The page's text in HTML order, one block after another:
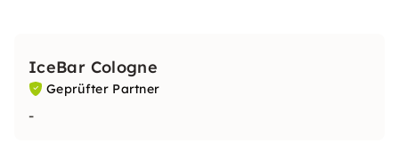
IceBar Cologne
Geprüfter Partner
-